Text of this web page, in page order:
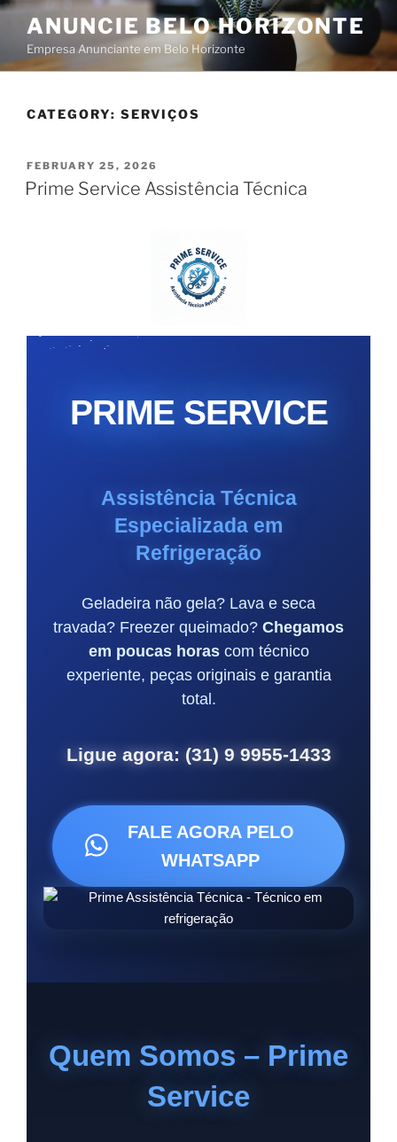
ANUNCIE BELO HORIZONTE
Empresa Anunciante em Belo Horizonte
CATEGORY: SERVIÇOS
FEBRUARY 25, 2026
Prime Service Assistência Técnica
PRIME SERVICE
Assistência Técnica
Especializada em
Refrigeração
Geladeira não gela? Lava e seca
travada? Freezer queimado? Chegamos
em poucas horascom técnico
experiente, peças originais e garantia
total.
Ligue agora: (31) 9 9955-1433
FALE AGORA PELO
WHATSAPP
Quem Somos – Prime
Service